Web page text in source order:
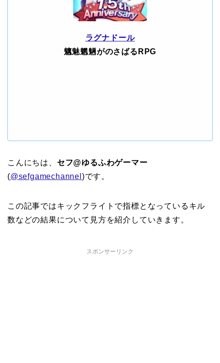
ラグナドール
魑魅魍魎がのさばるRPG
こんにちは、 セフ@ゆるふわゲーマー
(@sefgamechannel )です。
この記事ではキックフライトで指標となっているキル
数などの結果について見方を紹介していきます。
スポンサーリンク